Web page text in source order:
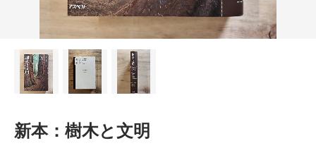
新本：樹木と文明